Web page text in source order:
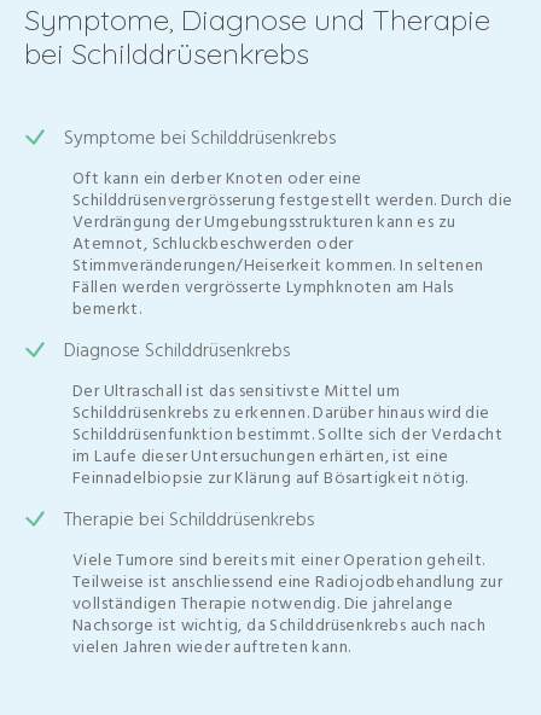
Symptome, Diagnose und Therapie
bei Schilddrüsenkrebs
Symptome bei Schilddrüsenkrebs
Oft kann ein derber Knoten oder eine
Schilddrüsenvergrösserung festgestellt werden. Durch die
Verdrängung der Umgebungsstrukturen kann es zu
Atemnot, Schluckbeschwerden oder
Stimmveränderungen/Heiserkeit kommen. In seltenen
Fällen werden vergrösserte Lymphknoten am Hals
bemerkt.
Diagnose Schilddrüsenkrebs
Der Ultraschall ist das sensitivste Mittel um
Schilddrüsenkrebs zu erkennen. Darüber hinaus wird die
Schilddrüsenfunktion bestimmt. Sollte sich der Verdacht
im Laufe dieser Untersuchungen erhärten, ist eine
Feinnadelbiopsie zur Klärung auf Bösartigkeit nötig.
Therapie bei Schilddrüsenkrebs
Viele Tumore sind bereits mit einer Operation geheilt.
Teilweise ist anschliessend eine Radiojodbehandlung zur
vollständigen Therapie notwendig. Die jahrelange
Nachsorge ist wichtig, da Schilddrüsenkrebs auch nach
vielen Jahren wieder auftreten kann.